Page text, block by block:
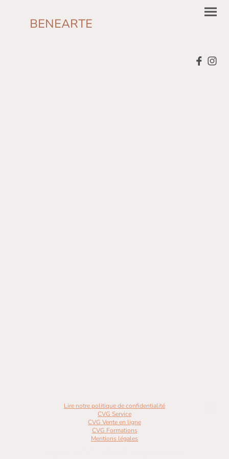
BENEARTE
Lire notre politique de confidentialité
CVG Service
CVG Vente en ligne
CVG Formations
Mentions légales